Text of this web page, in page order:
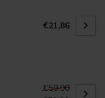
€21,86
€59,90